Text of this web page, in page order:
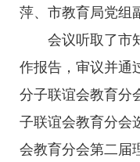
萍、市教育局党组
会议听取了市
作报告，审议并通
分子联谊会教育分
子联谊会教育分会
会教育分会第二届